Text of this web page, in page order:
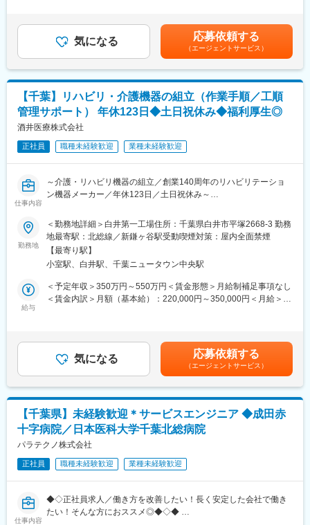
て、将来的にはマネジメントや他部署（マーケティング等）への
キャリアパスも可能です。
れます。上長とのミーティングで目標を決める為、モチベーショ
ンを保ちながらお仕事に励んでいただくことが可能です。
【ポジション魅力】
■専門的な知識
入浴装置を提案するにあたり、お客様の要望に合わせたサイズ感
や機能を確認する為、図面作成なども必要となります。営業とし
てのスキルだけではなく、CADの知識・経験も積むことができ専
門的な知識が身につきます。
近年、国内において少子高齢化や介護業界の人員不足が大きな社
会課題となっております。介護浴槽やリハビリ機器はそのような
課題解決につながる製品のため、大きなやりがい・社会貢献を感
じられます。
■就業環境：年間を通しての残業時間は平均して30～40時間とな
っており、夜間の対応につきましては月1, 2回のペースです。一次
対応はコールセンターが行い、現場での対応が必要な場合のみ、
夜間出勤をします。夜間・休日の出勤はスキルを備えられたこと
が確認できたのちに入ることになりますので、新人の内から対応
を求められることはありません。
■サポート体制：不明な点は本部アプリケーションエンジニアおよ
びテクニカルサポートエンジニアがいるため、最初は専門的な知
識はそこまで持っていなくても大丈夫です。スキルを備えたあと
呼び出し手当、待機手当、時間外出勤手当などはしっかり完備さ
れております。
て育成を行います。過去にも未経験の方も多く入社していますの
でご安心ください。
■長期的な就業可能：現在は勤続年数20年と在籍している方も多
数おり年齢層も20歳～50歳とバランスよく活躍しています。自己
都合の退職も3~5％と大手日系メーカーと同様に非常に長く働け
る環境です。
■キャリアパス：機械だけでなく電気やIT・科学の知識も身に着け
ど積極的なキャリア構築が可能です。
変更の範囲：会社の定める業務
までも目安の金額であり、選考を通じて上下する可能性がありま
す。賃金はあくまでも目安の金額であり、選考を通じて上下する
可能性があります。月給(月額)は固定手当を含めた表記です。
気になる 応募依頼する
（エージェントサービス）
【千葉】リハビリ・介護機器の組立（作業手順／工順
管理サポート） 年休123日◆土日祝休み◆福利厚生◎
酒井医療株式会社
正社員 職種未経験歓迎 業種未経験歓迎
仕事内容
～介護・リハビリ機器の組立／創業140周年のリハビリテーショ
ン機器メーカー／年休123日／土日祝休み～
【業務内容】
下記の組立業務をお任せします。
（1） 介護浴槽やトレーニング機器の組立作業
（2） 作業手順、工順管理のサポート業務
【同社製品の魅力】
（1）入浴装置…
リハビリテーションや介護（入浴介助）の為に利用される製品で
です。
（2）リハビリテーション機器…
を防止するための指導を行うとともにトレーニングに必要なリハ
ビリテーション機器の開発、改良を行っております。
【働き方の魅力】
・年休123日、土日祝休み
・家族手当や住宅手当、借り上げ社宅、退職金制度など福利厚生
【評価制度】
勤務地
＜勤務地詳細＞白井第一工場住所：千葉県白井市平塚2668-3 勤務
地最寄駅：北総線／新鎌ヶ谷駅受動喫煙対策：屋内全面禁煙
【最寄り駅】
小室駅、白井駅、千葉ニュータウン中央駅
給与
＜予定年収＞350万円～550万円＜賃金形態＞月給制補足事項なし
＜賃金内訳＞月額（基本給）：220,000円～350,000円＜月給＞
考を通じて上下する可能性があります。月給(月額)は固定手当を含
めた表記です。
気になる 応募依頼する
（エージェントサービス）
【千葉県】未経験歓迎＊サービスエンジニア ◆成田赤
十字病院／日本医科大学千葉北総病院
パラテクノ株式会社
正社員 職種未経験歓迎 業種未経験歓迎
仕事内容
◆◇正社員求人／働き方を改善したい！長く安定した会社で働き
たい！そんな方におススメ◎◆◇◆